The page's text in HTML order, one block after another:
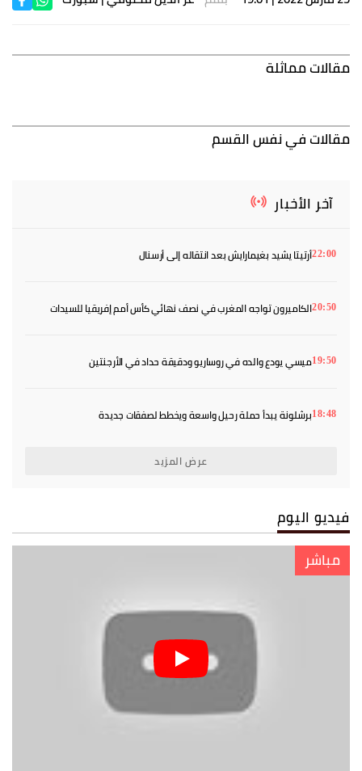
مقالات مماثلة
مقالات في نفس القسم
آخر الأخبار
22:00أرتيتا يشيد بغيمارايش بعد انتقاله إلى أرسنال
20:50الكاميرون تواجه المغرب في نصف نهائي كأس أمم إفريقيا للسيدات
19:50ميسي يودع والده في روساريو ودقيقة حداد في الأرجنتين
18:48برشلونة يبدأ حملة رحيل واسعة ويخطط لصفقات جديدة
عرض المزيد
فيديو اليوم
مباشر